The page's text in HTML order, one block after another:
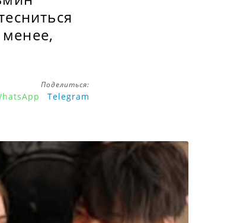
Поделиться:
Telegram